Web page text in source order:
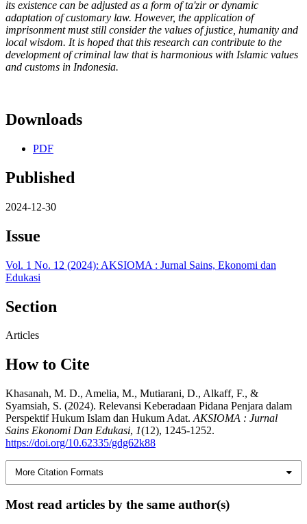
its existence can be adjusted as a form of ta'zir or dynamic
adaptation of customary law. However, the application of
imprisonment must still consider the values ​​of justice, humanity and
local wisdom. It is hoped that this research can contribute to the
development of criminal law that is harmonious with Islamic values ​​
and customs in Indonesia.
Downloads
PDF
Published
2024-12-30
Issue
Vol. 1 No. 12 (2024): AKSIOMA : Jurnal Sains, Ekonomi dan
Edukasi
Section
Articles
How to Cite
Khasanah, M. D., Amelia, M., Mutiarani, D., Alkaff, F., &
Syamsiah, S. (2024). Relevansi Keberadaan Pidana Penjara dalam
Perspektif Hukum Islam dan Hukum Adat. AKSIOMA : Jurnal
Sains Ekonomi Dan Edukasi, 1(12), 1245-1252.
https://doi.org/10.62335/gdg62k88
More Citation Formats
Most read articles by the same author(s)